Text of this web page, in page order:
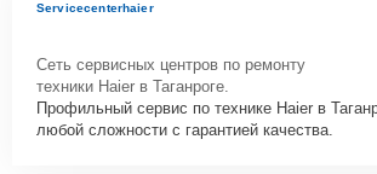
Servicecenterhaier
Сеть сервисных центров по ремонту
техники Haier в Таганроге.
Профильный сервис по технике Haier в
любой сложности с гарантией качества.